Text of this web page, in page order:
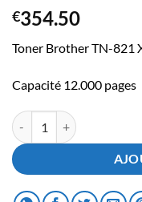
€354.50
Toner Brother TN-821
Capacité 12.000 pages
quantité de Toner Brother